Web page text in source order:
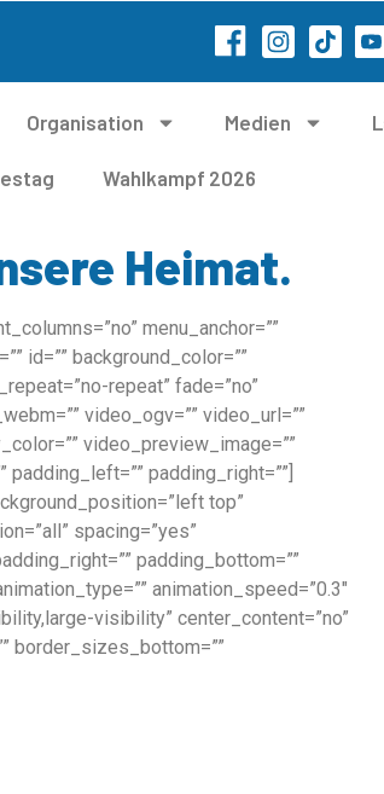
Organisation Medien
Wahlkampf 2026
Heimat.
menu_anchor=””
id=”” background_color=””
repeat” fade=”no”
video_ogv=”” video_url=””
video_preview_image=””
padding_right=””]
top”
spacing=”yes”
padding_bottom=””
animation_speed=”0.3″
visibility” center_content=”no”
border_sizes_bottom=””